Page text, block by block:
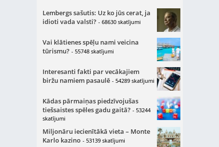
Lembergs sašutis: Uz ko jūs cerat, ja
idioti vada valsti? - 68630 skatījumi
Vai klātienes spēļu nami veicina
tūrismu? - 55748 skatījumi
Interesanti fakti par vecākajiem
biržu namiem pasaulē - 54289 skatījumi
Kādas pārmaiņas piedzīvojušas
tiešsaistes spēles gadu gaitā? - 53244
skatījumi
Miljonāru iecienītākā vieta – Monte
Karlo kazino - 53139 skatījumi